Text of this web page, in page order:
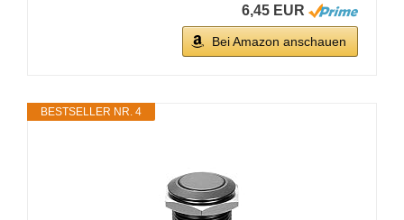
6,45 EUR
Bei Amazon anschauen
BESTSELLER NR. 4